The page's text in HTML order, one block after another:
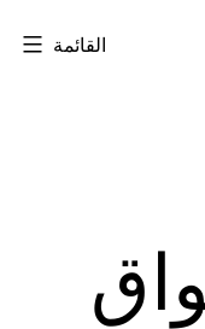
القائمة